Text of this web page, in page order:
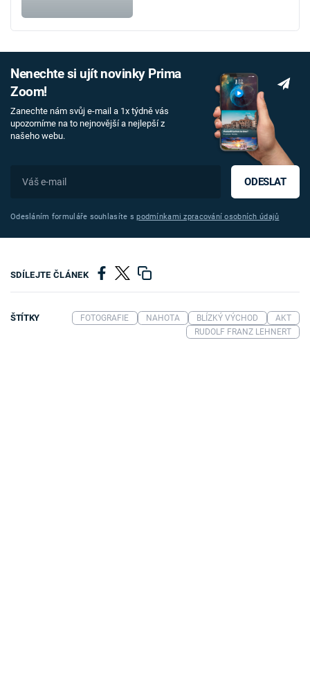
Nenechte si ujít novinky Prima
Zoom!
Zanechte nám svůj e-mail a 1x týdně vás
upozorníme na to nejnovější a nejlepší z
našeho webu.
ODESLAT
Odesláním formuláře souhlasíte spodmínkami zpracování osobních údajů
SDÍLEJTE ČLÁNEK
ŠTÍTKY FOTOGRAFIE NAHOTA BLÍZKÝ VÝCHOD
AKT
RUDOLF FRANZ LEHNERT